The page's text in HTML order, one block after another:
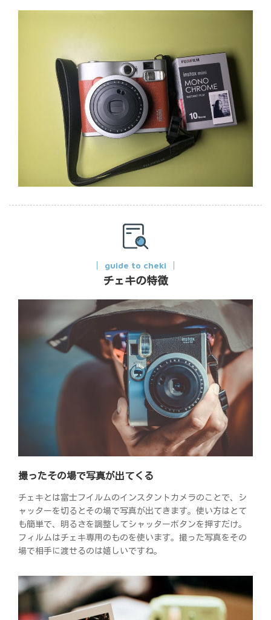
guide to cheki
チェキの特徴
撮ったその場で写真が出てくる
チェキとは富士フイルムのインスタントカメラのことで、シ
ャッターを切るとその場で写真が出てきます。使い方はとて
も簡単で、明るさを調整してシャッターボタンを押すだけ。
フィルムはチェキ専用のものを使います。撮った写真をその
場で相手に渡せるのは嬉しいですね。